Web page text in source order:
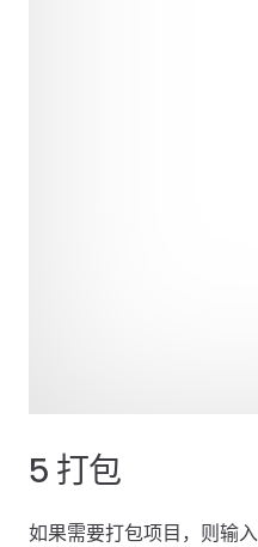
5 打包
如果需要打包项目，则输入